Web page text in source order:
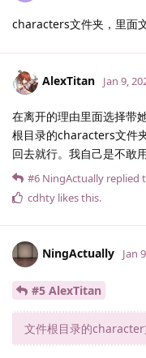
characters文件夹，里面
AlexTitan Jan 9,
在离开的理由里面选择带
根目录的characters文件
回去就行。我自己是不敢
#6 NingActually replied
cdhty likes this.
NingActually Jan
#5 AlexTitan
文件根目录的character